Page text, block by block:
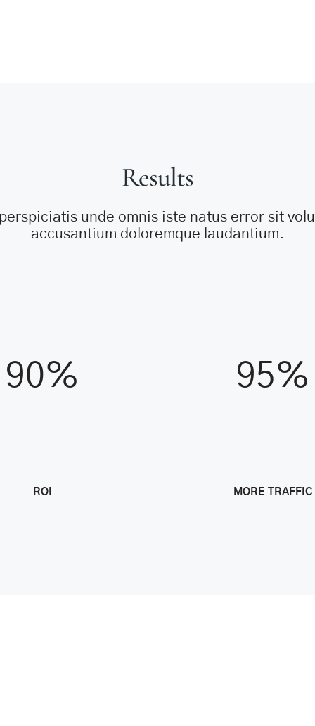
Results
unde omnis iste natus error sit
accusantium doloremque laudantium.
90%
ROI
95%
MORE TRAFFIC